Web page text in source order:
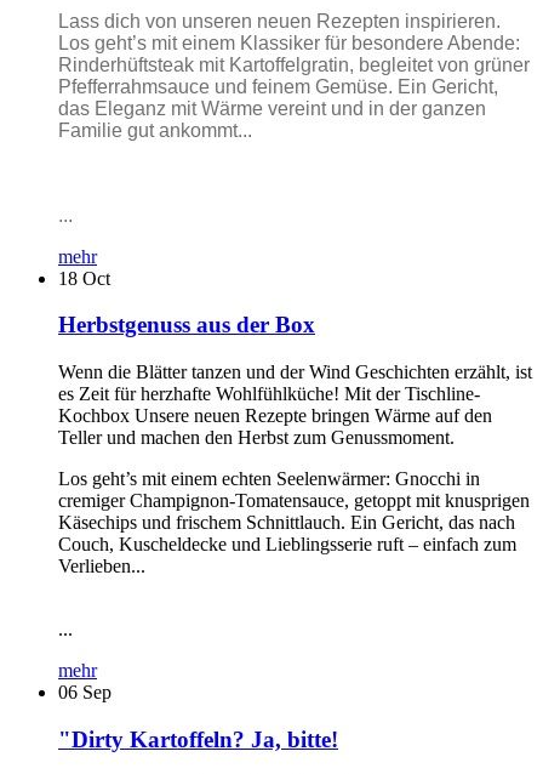
Lass dich von unseren neuen Rezepten inspirieren.
Los geht’s mit einem Klassiker für besondere Abende:
Rinderhüftsteak mit Kartoffelgratin, begleitet von grüner
Pfefferrahmsauce und feinem Gemüse. Ein Gericht,
das Eleganz mit Wärme vereint und in der ganzen
Familie gut ankommt...
...
mehr
18 Oct
Herbstgenuss aus der Box
Wenn die Blätter tanzen und der Wind Geschichten erzählt, ist
es Zeit für herzhafte Wohlfühlküche! Mit der Tischline-
Kochbox Unsere neuen Rezepte bringen Wärme auf den
Teller und machen den Herbst zum Genussmoment.
Los geht’s mit einem echten Seelenwärmer: Gnocchi in
cremiger Champignon-Tomatensauce, getoppt mit knusprigen
Käsechips und frischem Schnittlauch. Ein Gericht, das nach
Couch, Kuscheldecke und Lieblingsserie ruft – einfach zum
Verlieben...
...
mehr
06 Sep
"Dirty Kartoffeln? Ja, bitte!